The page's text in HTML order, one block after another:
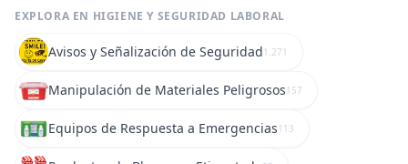
EXPLORA EN HIGIENE Y SEGURIDAD LABORAL
Avisos y Señalización de Seguridad1.271
Manipulación de Materiales Peligrosos157
Equipos de Respuesta a Emergencias113